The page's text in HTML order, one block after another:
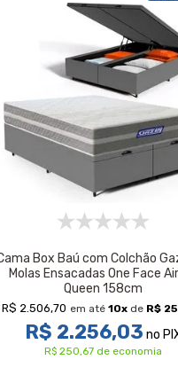
Box Baú com Colchão
Molas Ensacadas One Face
Queen 158cm
R$ 2.506,70 em até 10x de R$
R$ 2.256,03 no
R$ 250,67 de economia